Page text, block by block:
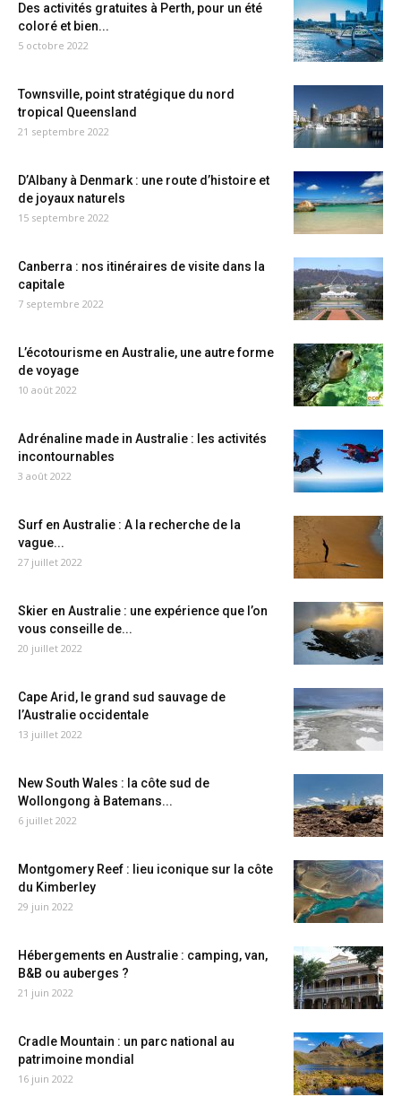
Des activités gratuites à Perth, pour un été
coloré et bien...
5 octobre 2022
Townsville, point stratégique du nord
tropical Queensland
21 septembre 2022
D’Albany à Denmark : une route d’histoire et
de joyaux naturels
15 septembre 2022
Canberra : nos itinéraires de visite dans la
capitale
7 septembre 2022
L’écotourisme en Australie, une autre forme
de voyage
10 août 2022
Adrénaline made in Australie : les activités
incontournables
3 août 2022
Surf en Australie : A la recherche de la
vague...
27 juillet 2022
Skier en Australie : une expérience que l’on
vous conseille de...
20 juillet 2022
Cape Arid, le grand sud sauvage de
l’Australie occidentale
13 juillet 2022
New South Wales : la côte sud de
Wollongong à Batemans...
6 juillet 2022
Montgomery Reef : lieu iconique sur la côte
du Kimberley
29 juin 2022
Hébergements en Australie : camping, van,
B&B ou auberges ?
21 juin 2022
Cradle Mountain : un parc national au
patrimoine mondial
16 juin 2022